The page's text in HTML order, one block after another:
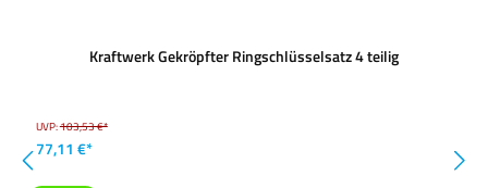
Kraftwerk Gekröpfter Ringschlüsselsatz 4 teilig
UVP:103,53 €*
77,11 €*